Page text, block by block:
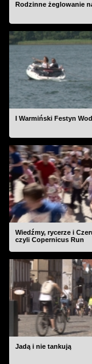
Rodzinne żeglowanie
I Warmiński Festyn
Wiedźmy, rycerze i
czyli Copernicus Run
Jadą i nie tankują